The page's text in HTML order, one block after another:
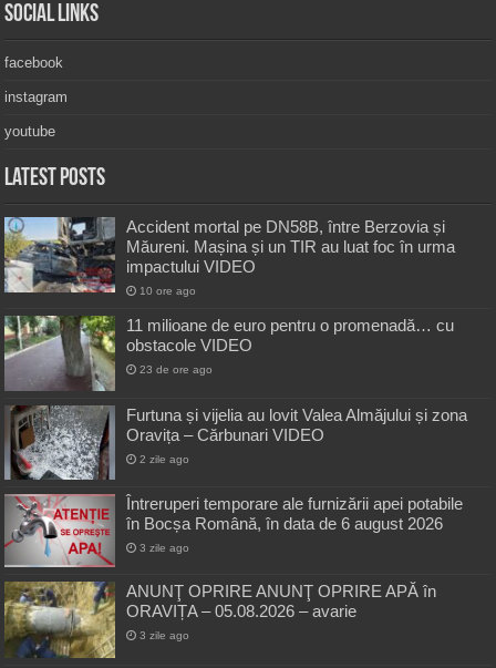
Social Links
facebook
instagram
youtube
Latest Posts
Accident mortal pe DN58B, între Berzovia și
Măureni. Mașina și un TIR au luat foc în urma
impactului VIDEO
10 ore ago
11 milioane de euro pentru o promenadă… cu
obstacole VIDEO
23 de ore ago
Furtuna și vijelia au lovit Valea Almăjului și zona
Oravița – Cărbunari VIDEO
2 zile ago
Întreruperi temporare ale furnizării apei potabile
în Bocșa Română, în data de 6 august 2026
3 zile ago
ANUNŢ OPRIRE ANUNŢ OPRIRE APĂ în
ORAVIȚA – 05.08.2026 – avarie
3 zile ago